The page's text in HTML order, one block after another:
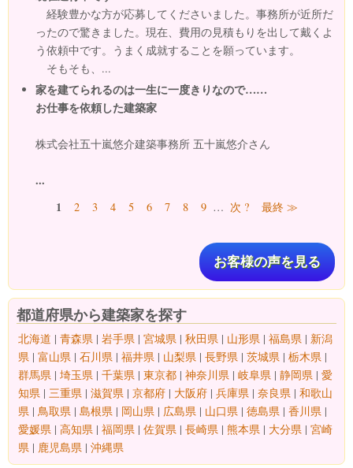
経験豊かな方が応募してくださいました。事務所が近所だ
ったので驚きました。現在、費用の見積もりを出して戴くよ
う依頼中です。うまく成就することを願っています。
そもそも、...
家を建てられるのは一生に一度きりなので……
お仕事を依頼した建築家
株式会社五十嵐悠介建築事務所 五十嵐悠介さん
...
ページ1 2 3 4 5 6 7 8 9 … 次 ? 最終 ≫
お客様の声を見る
都道府県から建築家を探す
北海道 | 青森県 | 岩手県 | 宮城県 | 秋田県 | 山形県 | 福島県 | 新潟
県 | 富山県 | 石川県 | 福井県 | 山梨県 | 長野県 | 茨城県 | 栃木県 |
群馬県 | 埼玉県 | 千葉県 | 東京都 | 神奈川県 | 岐阜県 | 静岡県 | 愛
知県 | 三重県 | 滋賀県 | 京都府 | 大阪府 | 兵庫県 | 奈良県 | 和歌山
県 | 鳥取県 | 島根県 | 岡山県 | 広島県 | 山口県 | 徳島県 | 香川県 |
愛媛県 | 高知県 | 福岡県 | 佐賀県 | 長崎県 | 熊本県 | 大分県 | 宮崎
県 | 鹿児島県 | 沖縄県